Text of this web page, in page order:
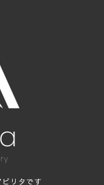
リタです